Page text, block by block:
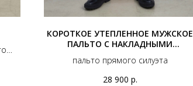
КОРОТКОЕ УТЕПЛЕННОЕ МУЖСКОЕ
ПАЛЬТО С НАКЛАДНЫМИ
пальто прямого силуэта
28 900 р.